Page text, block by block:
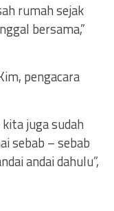
rumah sejak
bersama,”
pengacara
kita juga sudah
sebab – sebab
andai dahulu”,